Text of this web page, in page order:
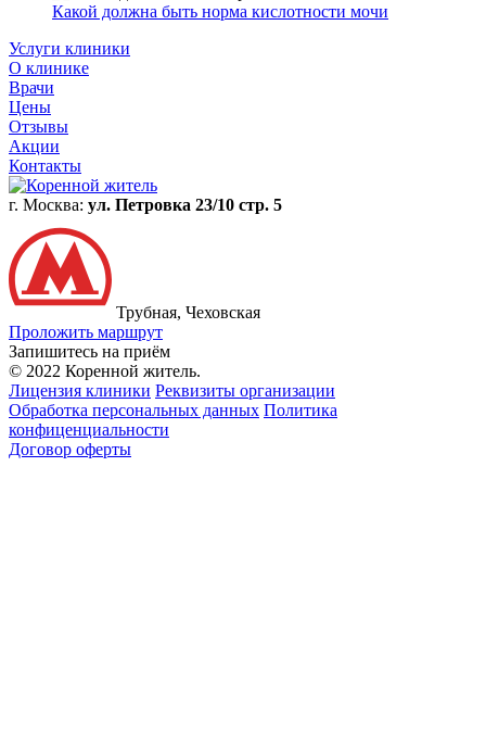
Какой должна быть норма кислотности мочи
Услуги клиники
О клинике
Врачи
Цены
Отзывы
Акции
Контакты
г. Москва: ул. Петровка 23/10 стр. 5
Трубная, Чеховская
Проложить маршрут
Запишитесь на приём
© 2022 Коренной житель.
Лицензия клиники Реквизиты организации
Обработка персональных данных Политика
конфиценциальности
Договор оферты